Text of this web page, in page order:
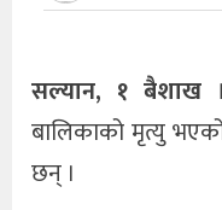
सल्यान, १ बैशाख ।
बालिकाको मृत्यु
छन् ।